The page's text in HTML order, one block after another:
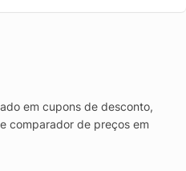
em cupons de desconto,
comparador de preços em